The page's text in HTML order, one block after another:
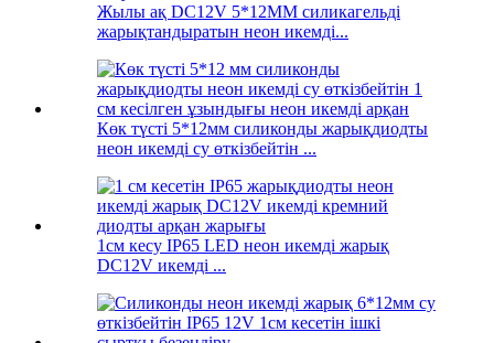
Жылы ақ DC12V 5*12MM силикагельді
жарықтандыратын неон икемді...
Көк түсті 5*12мм силиконды жарықдиодты
неон икемді су өткізбейтін ...
1см кесу IP65 LED неон икемді жарық
DC12V икемді ...